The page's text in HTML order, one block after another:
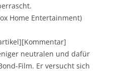
Home Entertainment)
neutralen und dafür
Film. Er versucht sich